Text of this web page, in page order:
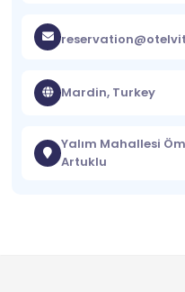
Mardin, Turkey
Yalım Mahallesi
Artuklu